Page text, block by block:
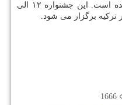
«کل به جز»، «صف» و... انتخاب شده است. این جشنواره ۱۲ الی
1666